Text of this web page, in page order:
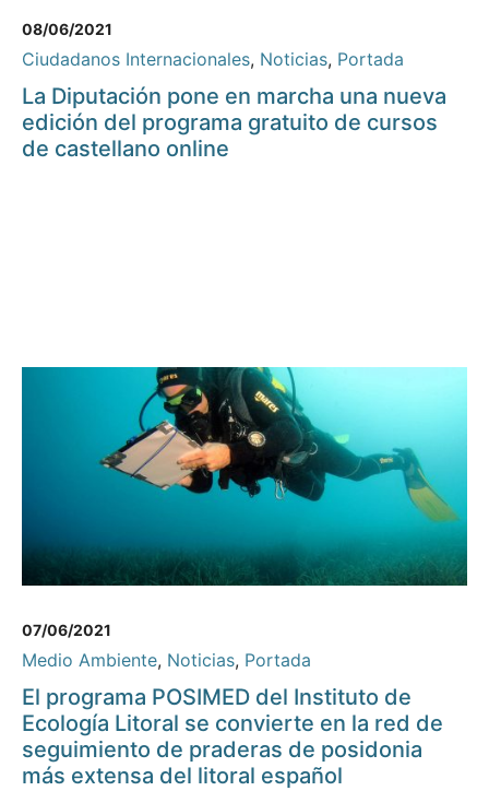
08/06/2021
Ciudadanos Internacionales, Noticias, Portada
La Diputación pone en marcha una nueva
edición del programa gratuito de cursos
de castellano online
07/06/2021
Medio Ambiente, Noticias, Portada
El programa POSIMED del Instituto de
Ecología Litoral se convierte en la red de
seguimiento de praderas de posidonia
más extensa del litoral español